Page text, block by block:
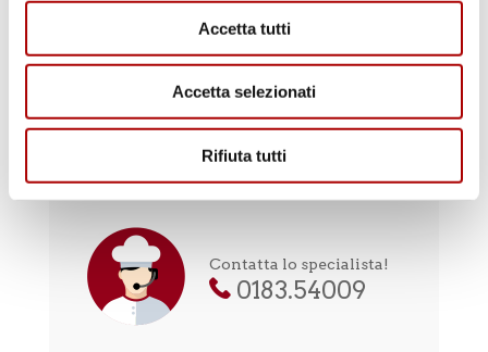
Accetta tutti
Accetta selezionati
Rifiuta tutti
Il macellaio risponde
Contatta lo specialista!
0183.54009